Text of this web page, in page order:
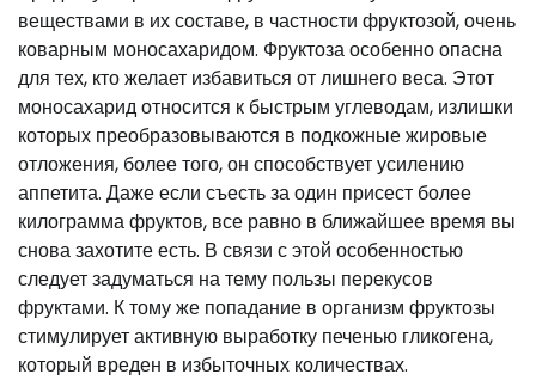
веществами в их составе, в частности фруктозой, очень
коварным моносахаридом. Фруктоза особенно опасна
для тех, кто желает избавиться от лишнего веса. Этот
моносахарид относится к быстрым углеводам, излишки
которых преобразовываются в подкожные жировые
отложения, более того, он способствует усилению
аппетита. Даже если съесть за один присест более
килограмма фруктов, все равно в ближайшее время вы
снова захотите есть. В связи с этой особенностью
следует задуматься на тему пользы перекусов
фруктами. К тому же попадание в организм фруктозы
стимулирует активную выработку печенью гликогена,
который вреден в избыточных количествах.